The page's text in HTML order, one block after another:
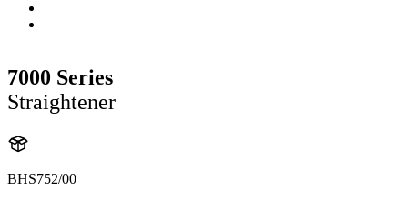
7000 Series
Straightener
BHS752/00